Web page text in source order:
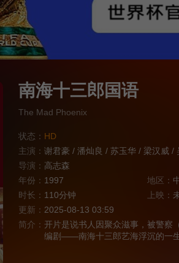
南海十三郎国语
The Mad Phoenix
状态： HD
主演： 谢君豪 / 潘灿良 / 苏玉华 / 梁汉威 /
导演： 高志森
年份： 1997 地区：
时长： 110分钟 上映：
更新： 2025-08-13 03:59
简介： 开片是说书人因聚众滋事，被警察
编剧——南海十三郎艺海浮沉的一